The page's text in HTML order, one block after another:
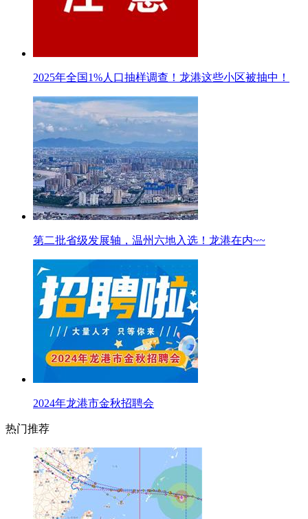
2025年全国1%人口抽样调查！龙港这些小区被抽中！
第二批省级发展轴，温州六地入选！龙港在内~~
2024年龙港市金秋招聘会
热门推荐